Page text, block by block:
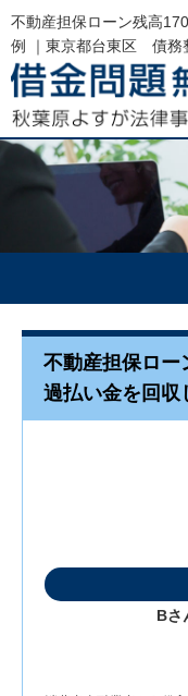
不動産担保ローン残高
例 ｜東京都台東区 債務
不動産担保ロー
過払い金を回収
Bさ